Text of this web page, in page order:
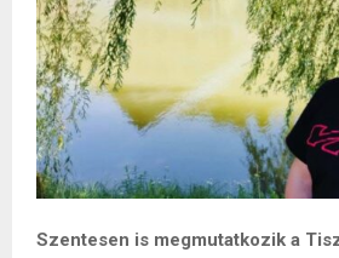
Szentesen is megmutatkozik a